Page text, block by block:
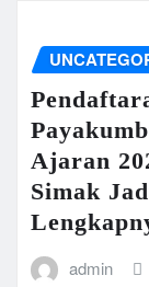
Ajaran
Simak
admin